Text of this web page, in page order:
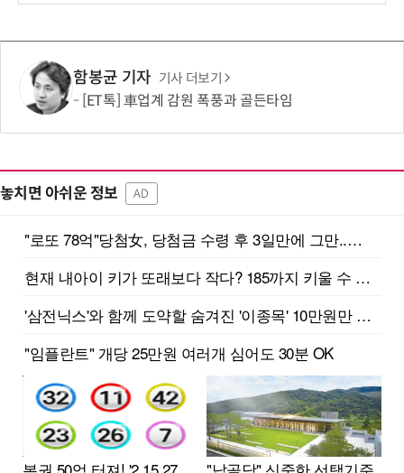
함봉균 기자 기사 더보기
[ET톡] 車업계 감원 폭풍과 골든타임
놓치면 아쉬운 정보 AD